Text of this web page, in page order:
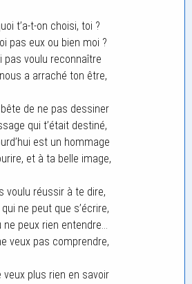
t’a-t-on choisi, toi ?
pas eux ou bien moi ?
pas voulu reconnaître
nous a arraché ton être,
bête de ne pas dessiner
qui t’était destiné,
est un hommage
et à ta belle image,
voulu réussir à te dire,
ne peut que s’écrire,
ne peux rien entendre…
veux pas comprendre,
veux plus rien en savoir